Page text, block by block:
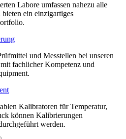
Labore umfassen nahezu alle
ein einzigartiges
und Messtellen bei unseren
fachlicher Kompetenz und
Kalibratoren für Temperatur,
können Kalibrierungen
werden.